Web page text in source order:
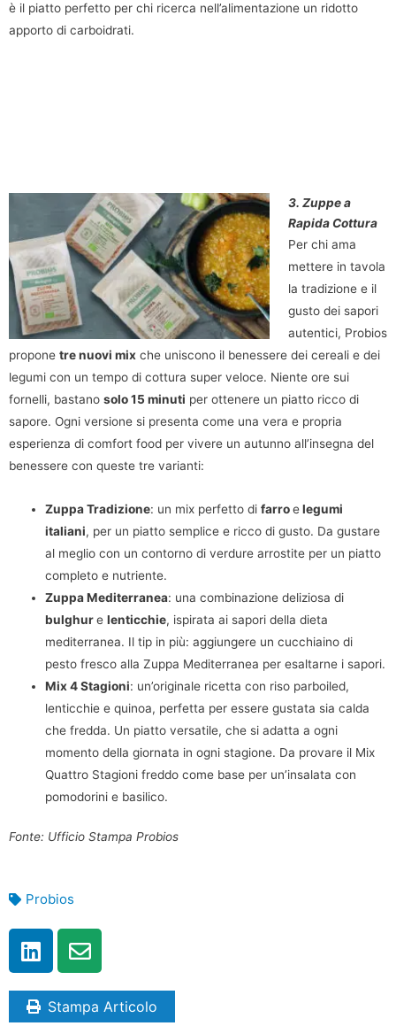
è il piatto perfetto per chi ricerca nell’alimentazione un ridotto
apporto di carboidrati.
3. Zuppe a
Rapida Cottura
Per chi ama
mettere in tavola
la tradizione e il
gusto dei sapori
autentici, Probios
propone tre nuovi mix che uniscono il benessere dei cereali e dei
legumi con un tempo di cottura super veloce. Niente ore sui
fornelli, bastano solo 15 minuti per ottenere un piatto ricco di
sapore. Ogni versione si presenta come una vera e propria
esperienza di comfort food per vivere un autunno all’insegna del
benessere con queste tre varianti:
Zuppa Tradizione: un mix perfetto difarroelegumi
italiani, per un piatto semplice e ricco di gusto. Da gustare
al meglio con un contorno di verdure arrostite per un piatto
completo e nutriente.
Zuppa Mediterranea: una combinazione deliziosa di
bulghurelenticchie, ispirata ai sapori della dieta
mediterranea. Il tip in più: aggiungere un cucchiaino di
pesto fresco alla Zuppa Mediterranea per esaltarne i sapori.
Mix 4 Stagioni: un’originale ricetta con riso parboiled,
lenticchie e quinoa, perfetta per essere gustata sia calda
che fredda. Un piatto versatile, che si adatta a ogni
momento della giornata in ogni stagione. Da provare il Mix
Quattro Stagioni freddo come base per un’insalata con
pomodorini e basilico.
Fonte: Ufficio Stampa Probios
Probios
Stampa Articolo